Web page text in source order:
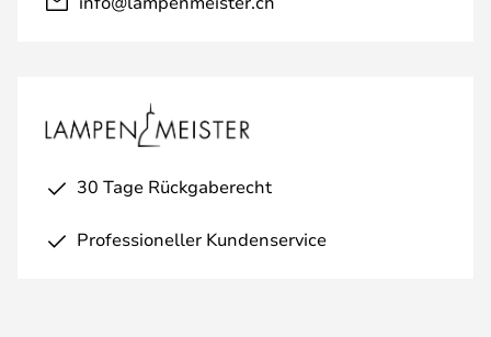
30 Tage Rückgaberecht
Professioneller Kundenservice